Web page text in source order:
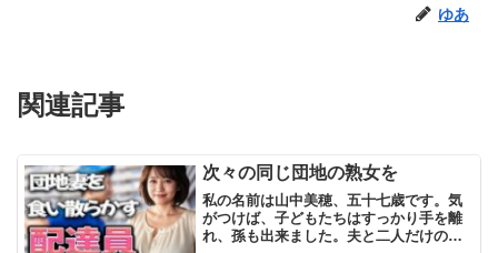
ゆあ
関連記事
次々の同じ団地の熟女を
私の名前は山中美穂、五十七歳です。気
がつけば、子どもたちはすっかり手を離
れ、孫も出来ました。夫と二人だけの生